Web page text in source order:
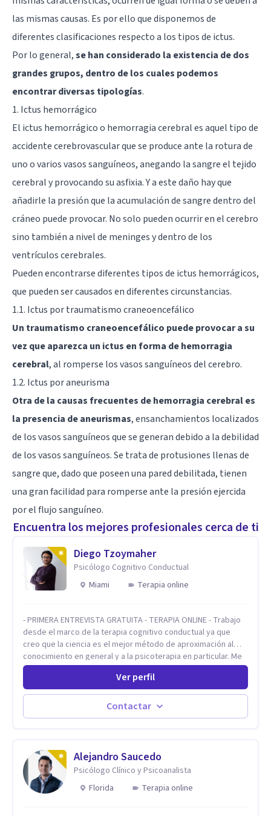
las mismas causas. Es por ello que disponemos de
diferentes clasificaciones respecto a los tipos de ictus.
Por lo general,se han considerado la existencia de dos
grandes grupos, dentro de los cuales podemos
encontrar diversas tipologías.
1. Ictus hemorrágico
El ictus hemorrágico o hemorragia cerebral es aquel tipo de
accidente cerebrovascular que se produce ante la rotura de
uno o varios vasos sanguíneos, anegando la sangre el tejido
cerebral y provocando su asfixia. Y a este daño hay que
añadirle la presión que la acumulación de sangre dentro del
cráneo puede provocar. No solo pueden ocurrir en el cerebro
sino también a nivel de meninges y dentro de los
ventrículos cerebrales.
Pueden encontrarse diferentes tipos de ictus hemorrágicos,
que pueden ser causados en diferentes circunstancias.
1.1. Ictus por traumatismo craneoencefálico
Un traumatismo craneoencefálico puede provocar a su
vez que aparezca un ictus en forma de hemorragia
cerebral, al romperse los vasos sanguíneos del cerebro.
1.2. Ictus por aneurisma
Otra de la causas frecuentes de hemorragia cerebral es
la presencia de aneurismas, ensanchamientos localizados
de los vasos sanguíneos que se generan debido a la debilidad
de los vasos sanguíneos. Se trata de protusiones llenas de
sangre que, dado que poseen una pared debilitada, tienen
una gran facilidad para romperse ante la presión ejercida
por el flujo sanguíneo.
Encuentra los mejores profesionales cerca de ti
Diego Tzoymaher
Psicólogo Cognitivo Conductual
Miami
Terapia online
- PRIMERA ENTREVISTA GRATUITA - TERAPIA ONLINE - Trabajo
desde el marco de la terapia cognitivo conductual ya que
creo que la ciencia es el mejor método de aproximación al
conocimiento en general y a la psicoterapia en particular. Me
interesan los procesos de cambio conductual por los que una
persona pueda alcanzar sus objetivos, transitando,
aceptando y modificando sus patrones cognitivos y
emocionales. Abordo patologías específicas como trastornos
de ansiedad y del ánimo, y también crisis vitales y procesos
Ver perfil
Contactar
Alejandro Saucedo
Psicólogo Clínico y Psicoanalista
Florida
Terapia online